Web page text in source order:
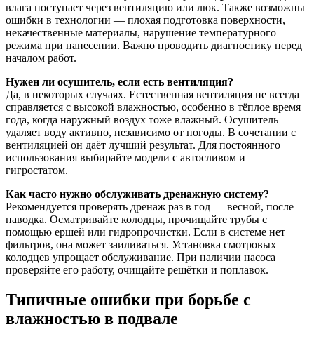
влага поступает через вентиляцию или люк. Также возможны
ошибки в технологии — плохая подготовка поверхности,
некачественные материалы, нарушение температурного
режима при нанесении. Важно проводить диагностику перед
началом работ.
Нужен ли осушитель, если есть вентиляция?
Да, в некоторых случаях. Естественная вентиляция не всегда
справляется с высокой влажностью, особенно в тёплое время
года, когда наружный воздух тоже влажный. Осушитель
удаляет воду активно, независимо от погоды. В сочетании с
вентиляцией он даёт лучший результат. Для постоянного
использования выбирайте модели с автосливом и
гигростатом.
Как часто нужно обслуживать дренажную систему?
Рекомендуется проверять дренаж раз в год — весной, после
паводка. Осматривайте колодцы, прочищайте трубы с
помощью ершей или гидропрочистки. Если в системе нет
фильтров, она может заиливаться. Установка смотровых
колодцев упрощает обслуживание. При наличии насоса
проверяйте его работу, очищайте решётки и поплавок.
Типичные ошибки при борьбе с
влажностью в подвале